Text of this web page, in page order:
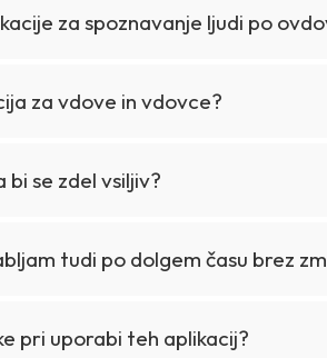
za spoznavanje ljudi po
za vdove in vdovce?
se zdel vsiljiv?
tudi po dolgem času brez
pri uporabi teh aplikacij?